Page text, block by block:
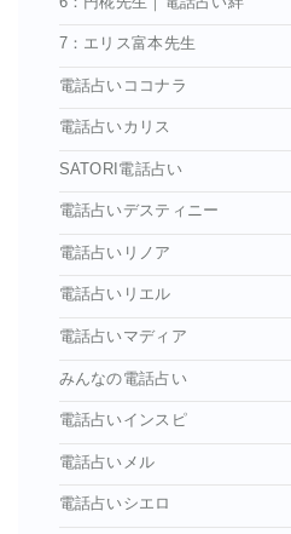
7：エリス富本先生
電話占いココナラ
電話占いカリス
SATORI電話占い
電話占いデスティニー
電話占いリノア
電話占いリエル
電話占いマディア
みんなの電話占い
電話占いインスピ
電話占いメル
電話占いシエロ